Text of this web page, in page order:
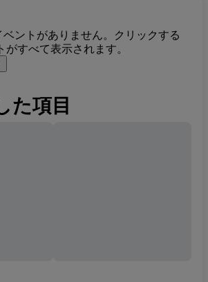
ントがありません。クリックする
がすべて表示されます。
た項目